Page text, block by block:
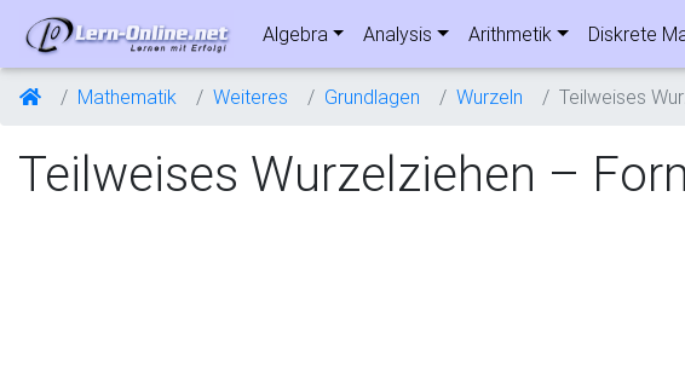
Algebra Analysis Arithmetik Diskrete
Mathematik Weiteres Grundlagen Wurzeln Teilweises
Teilweises Wurzelziehen –